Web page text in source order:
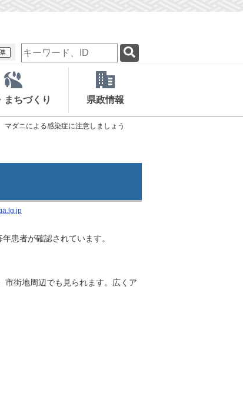
検
索
ー
ー
ド
まちづくり 県政情報
マダニによる感染症に注意しましょう
患者が確認されています。
街地周辺でも見られます。広くア